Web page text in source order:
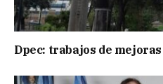
Dpec: trabajos de